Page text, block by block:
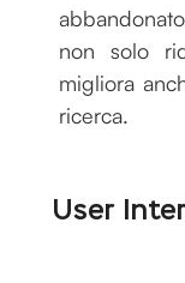
non solo
migliora
ricerca.
User